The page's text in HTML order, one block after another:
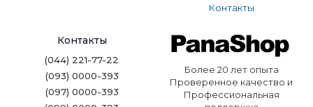
Контакты
Контакты
(044) 221-77-22
(093) 0000-393
(097) 0000-393
Более 20 лет опыта
Проверенное качество и
Профессиональная